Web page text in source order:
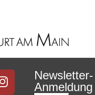
Newsletter-
Anmeldung